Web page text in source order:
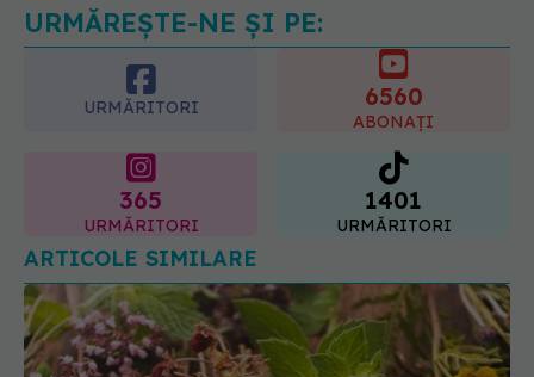
06.08.2026, 16:37
URMĂREȘTE-NE ȘI PE:
URMĂRITORI 6560
ABONAȚI
365
URMĂRITORI
1401
URMĂRITORI
ARTICOLE SIMILARE